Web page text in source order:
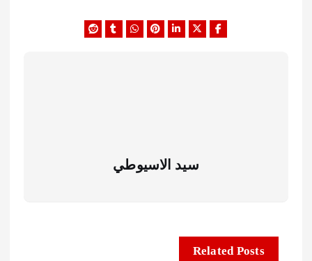
سيد الاسيوطي
Related Posts